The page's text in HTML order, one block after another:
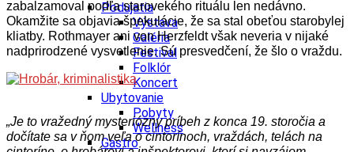
Podujatia
Výstava
Galéria
Festival
Folklór
Koncert
Ubytovanie
Pobyty
Wellness
Gastro
zabalzamoval podľa starovekého rituálu len nedávno.
Okamžite sa objavia špekulácie, že sa stal obeťou starobylej
kliatby. Rothmayer ani von Herzfeldt však neveria v nijaké
nadprirodzené vysvetlenie. Sú presvedčení, že šlo o vraždu.
„Je to vražedný mysteriózny príbeh z konca 19. storočia a
dočítate sa v ňom veľa o cintorínoch, vraždách, telách na